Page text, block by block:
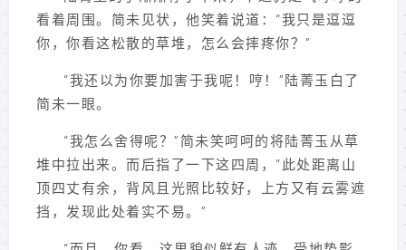
看着周围。简未见状，他笑着说道：“我只是逗逗
你，你看这松散的草堆，怎么会摔疼你？”
“我还以为你要加害于我呢！哼！”陆菁玉白了
简未一眼。
“我怎么舍得呢？”简未笑呵呵的将陆菁玉从草
堆中拉出来。而后指了一下这四周，“此处距离山
顶四丈有余，背风且光照比较好，上方又有云雾遮
挡，发现此处着实不易。”